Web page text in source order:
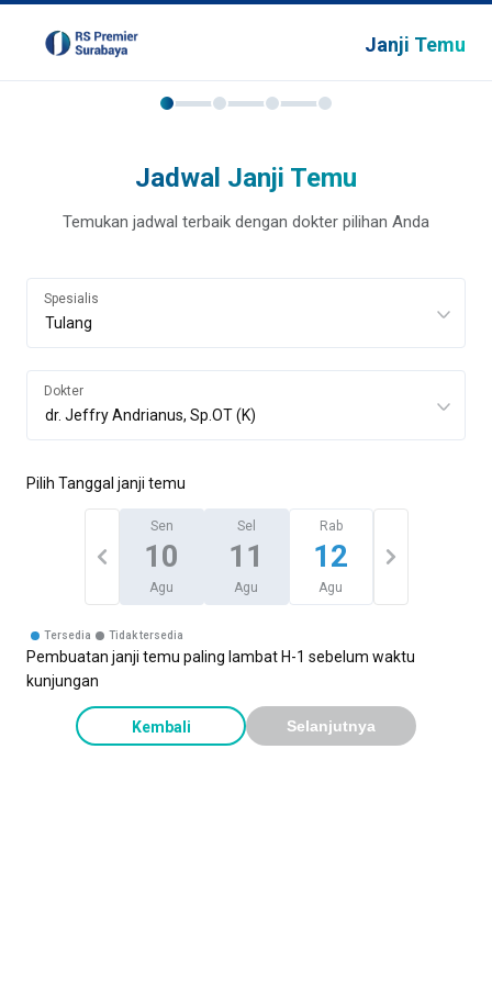
Janji Temu
Jadwal Janji Temu
Temukan jadwal terbaik dengan dokter pilihan Anda
Spesialis
Dokter
Pilih Tanggal janji temu
Sen
10
Agu
Sel
11
Agu
Rab
12
Agu
Tersedia Tidak tersedia
Pembuatan janji temu paling lambat H-1 sebelum waktu
kunjungan
Kembali